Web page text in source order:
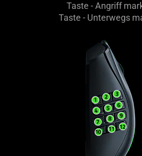
Taste - Angriff
Taste - Unterwegs